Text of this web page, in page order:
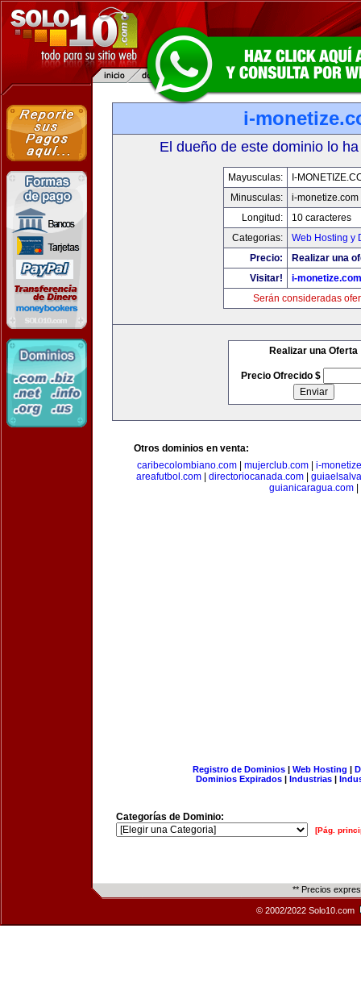
i-
El dueño de este dominio lo
Mayusculas:
I-
Minusculas:
i-monetize.com
Longitud:
10 caracteres
Categorias:
Web Hosting y
Precio:
Realizar una
Visitar!
i-monetize.com
Serán consideradas
Realizar una Oferta
Precio Ofrecido $
Otros dominios en venta:
caribecolombiano.com| mujerclub.com| i-
areafutbol.com
directoriocanada.com
guianicaragua.com|
Registro de Dominios| Web Hosting |
Dominios Expirados | Industrias |
Categorías de Dominio:
[Pág.
** Precios
© 2002/2022 Solo10.com